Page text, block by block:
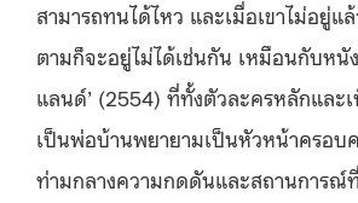
สามารถทนได้ไหว และเมื่อเขาไม่อยู่แ
ตามก็จะอยู่ไม่ได้เช่นกัน เหมือนกับหนัง
แลนด์’ (2554) ที่ทั้งตัวละครหลักและ
เป็นพ่อบ้านพยายามเป็นหัวหน้าครอ
ท่ามกลางความกดดันและสถานการณ์